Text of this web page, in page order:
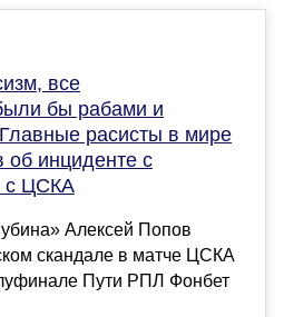
все
бы рабами и
расисты в мире
инциденте с
с ЦСКА
Алексей Попов
скандале в матче ЦСКА
Пути РПЛ Фонбет